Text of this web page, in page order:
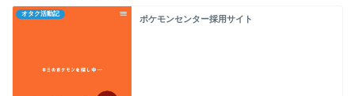
オタク活動記
ポケモンセンター採用サイト